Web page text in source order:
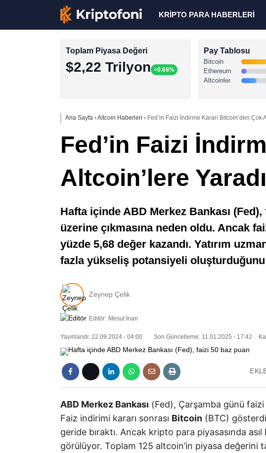
KRİPTO PARA HABERLERİ
Toplam Piyasa Değeri
$2,22 Trilyon +0.68%
Pay Tablosu
Bitcoin
Ethereum
Altcoinler
Ana Sayfa ›Altcoin Haberleri › Fed’in Faizi İndirme Kararı Bitcoin’den Çok
Fed’in Faizi
Altcoin’lere
Hafta içinde ABD Merkez Bankası
üzerine çıkmasına neden oldu. Ancak
yüzde 5,68 değer kazandı. Yatırım
fazla yükseliş potansiyeli
Zeynep Çelik
Editör: Mesut İnan
Yayınlandı: 22.09.2024 - 04:00 Son Güncelleme: 11.01.2025 - 17:42
ABD Merkez Bankası (Fed), Çarşamba günü
Faiz indirimi kararı sonrası Bitcoin (BTC)
geride bıraktı. Ancak kripto para piyasasında asıl
görülüyor. Toplam 125 altcoin’in piyasa değerini